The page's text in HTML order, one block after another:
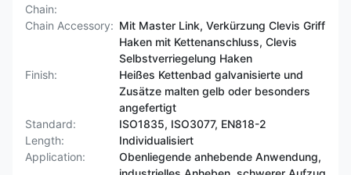
Chain:
Chain Accessory: Mit Master Link, Verkürzung Clevis Griff
Haken mit Kettenanschluss, Clevis
Selbstverriegelung Haken
Finish:
Heißes Kettenbad galvanisierte und
Zusätze malten gelb oder besonders
angefertigt
Standard:
ISO1835, ISO3077, EN818-2
Length:
Individualisiert
Application:
Obenliegende anhebende Anwendung,